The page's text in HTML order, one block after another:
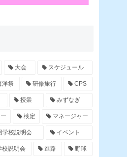
大会 スケジュール
祭 研修旅行 CPS
授業 みずなぎ
検定 マネージャー
学校説明会 イベント
校説明会 進路 野球